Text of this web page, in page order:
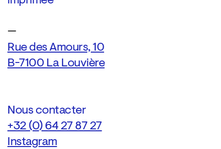
—
Rue des Amours, 10
B-7100 La Louvière
Nous contacter
+32 (0) 64 27 87 27
Instagram